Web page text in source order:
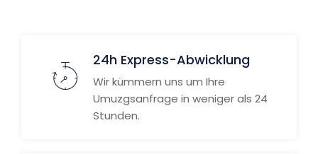
24h Express-Abwicklung
Wir kümmern uns um Ihre
Umuzgsanfrage in weniger als 24
Stunden.